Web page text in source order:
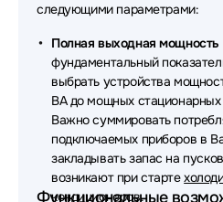
следующими параметрами:
Полная выходная мощность
фундаментальный
выбрать устройства
ВА до мощных
Важно суммировать
подключаемых приборов в
закладывать запас на
возникают при старте
кондиционеров.
Функциональные